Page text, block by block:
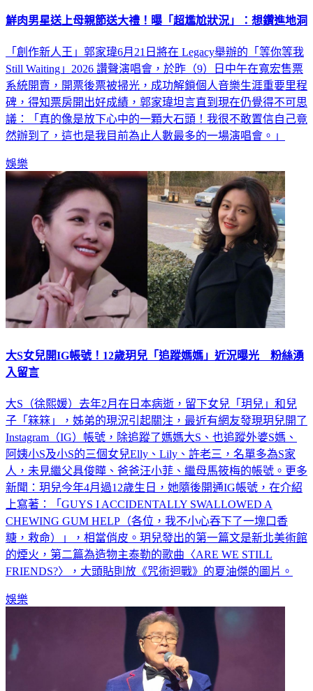
鮮肉男星送上母親節送大禮！曝「超尷尬狀況」：想鑽進地洞
「創作新人王」郭家瑋6月21日將在 Legacy舉辦的「等你等我
Still Waiting」2026 讚聲演唱會，於昨（9）日中午在寬宏售票
系統開賣，開票後票被掃光，成功解鎖個人音樂生涯重要里程
碑，得知票房開出好成績，郭家瑋坦言直到現在仍覺得不可思
議：「真的像是放下心中的一顆大石頭！我很不敢置信自己竟
然辦到了，這也是我目前為止人數最多的一場演唱會。」
娛樂
大S女兒開IG帳號！12歲玥兒「追蹤媽媽」近況曝光 粉絲湧
入留言
大S（徐熙媛）去年2月在日本病逝，留下女兒「玥兒」和兒
子「箖箖」，姊弟的現況引起關注，最近有網友發現玥兒開了
Instagram（IG）帳號，除追蹤了媽媽大S、也追蹤外婆S媽、
阿姨小S及小S的三個女兒Elly、Lily、許老三，名單多為S家
人，未見繼父具俊曄、爸爸汪小菲、繼母馬筱梅的帳號。更多
新聞：玥兒今年4月過12歲生日，她隨後開通IG帳號，在介紹
上寫著：「GUYS I ACCIDENTALLY SWALLOWED A
CHEWING GUM HELP（各位，我不小心吞下了一塊口香
糖，救命）」，相當俏皮。玥兒發出的第一篇文是新北美術館
的煙火，第二篇為造物主泰勒的歌曲〈ARE WE STILL
FRIENDS?〉，大頭貼則放《咒術迴戰》的夏油傑的圖片。
娛樂